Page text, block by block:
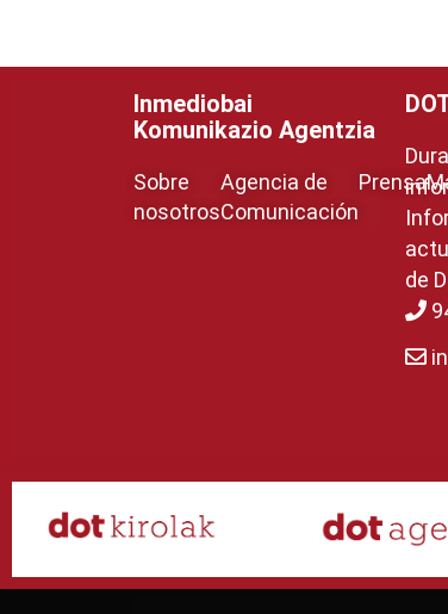
Inmediobai
Komunikazio Agentzia
Sobre
nosotros
Agencia de
Comunicación
Prensa
de